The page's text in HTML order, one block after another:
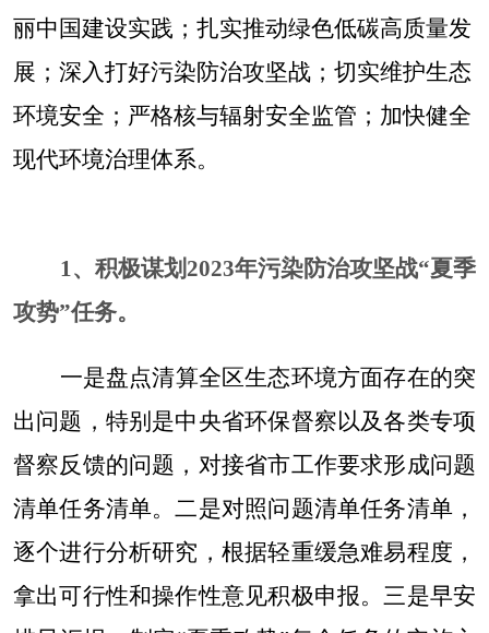
丽中国建设实践；扎实推动绿色低碳高质量发
展；深入打好污染防治攻坚战；切实维护生态
环境安全；严格核与辐射安全监管；加快健全
现代环境治理体系。
1、 积极谋划 2023年污染防治攻坚战“夏季
攻势”任务。
一是盘点清算全区生态环境方面存在的突
出问题，特别是中央省环保督察以及各类专项
督察反馈的问题，对接省市工作要求形成问题
清单任务清单。二是对照问题清单任务清单，
逐个进行分析研究，根据轻重缓急难易程度，
拿出可行性和操作性意见积极申报。三是早安